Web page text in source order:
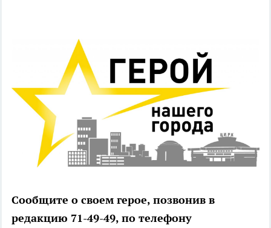
Сообщите о своем герое, позвонив в
редакцию 71-49-49, по телефону